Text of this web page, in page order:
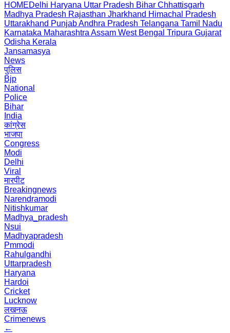
HOMEDelhi Haryana Uttar Pradesh Bihar Chhattisgarh
Madhya Pradesh Rajasthan Jharkhand Himachal Pradesh
Uttarakhand PunjabAndhra Pradesh Telangana Tamil Nadu
Karnataka Maharashtra Assam West Bengal Tripura Gujarat
Odisha Kerala
Jansamasya
News
पुलिस
Bjp
National
Police
Bihar
India
कांग्रेस
भाजपा
Congress
Modi
Delhi
Viral
मारपीट
Breakingnews
Narendramodi
Nitishkumar
Madhya_pradesh
Nsui
Madhyapradesh
Pmmodi
Rahulgandhi
Uttarpradesh
Haryana
Hardoi
Cricket
Lucknow
लखनऊ
Crimenews
←